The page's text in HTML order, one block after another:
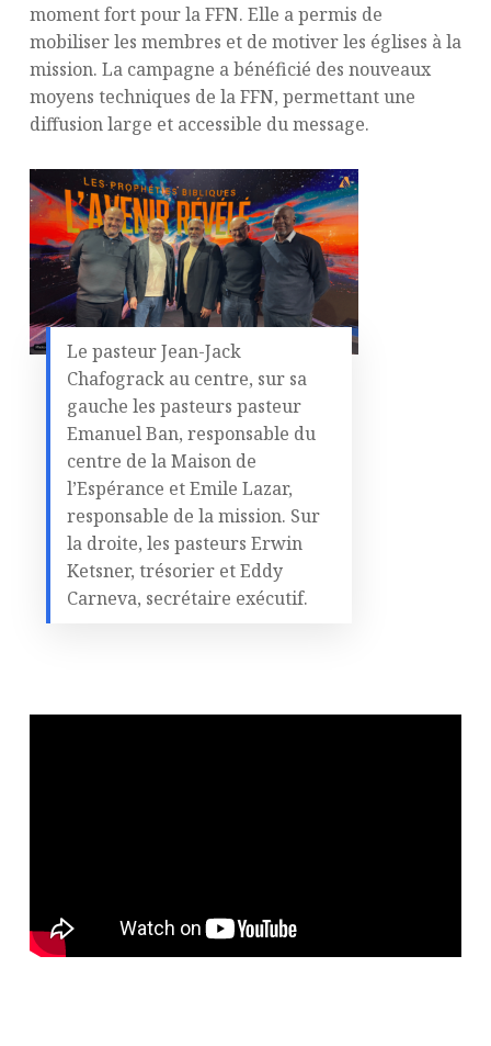
moment fort pour la FFN. Elle a permis de
mobiliser les membres et de motiver les églises à la
mission. La campagne a bénéficié des nouveaux
moyens techniques de la FFN, permettant une
diffusion large et accessible du message.
Le pasteur Jean-Jack
Chafograck au centre, sur sa
gauche les pasteurs pasteur
Emanuel Ban, responsable du
centre de la Maison de
l’Espérance et Emile Lazar,
responsable de la mission. Sur
la droite, les pasteurs Erwin
Ketsner, trésorier et Eddy
Carneva, secrétaire exécutif.